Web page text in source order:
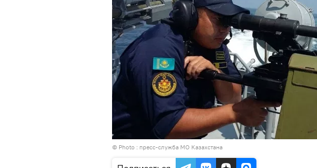
© Photo : пресс-служба МО Казахстана